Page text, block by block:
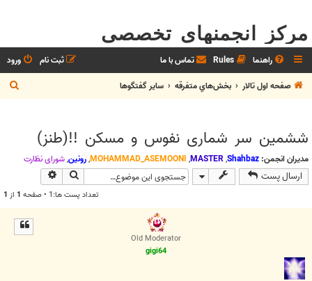
مرکز انجمنهای تخصصی
راهنما Rules تماس با ما ورود
ثبت نام
صفحه اول تالار
بخش‌‌هاي متفرقه ساير گفتگوها
س
ششمين سر شماری نفوس و مسكن !!(طنز)
مدیران انجمن: Shahbaz
,
MASTER
,
MOHAMMAD_ASEMOONI
,رونین,شوراي نظارت
ارسال پست جستجو
تعداد پست ها:1 • صفحه 1 از 1
Old Moderator
gigi64